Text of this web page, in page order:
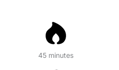
45 minutes